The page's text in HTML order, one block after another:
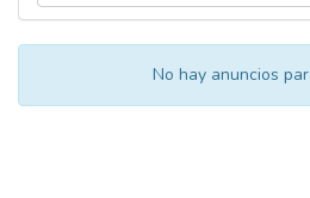
No hay anuncios